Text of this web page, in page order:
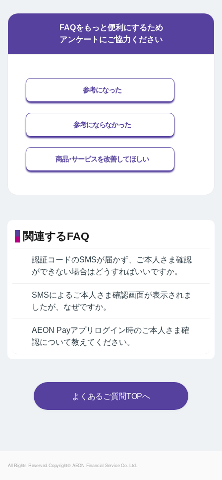
FAQをもっと便利にするため
アンケートにご協力ください
参考になった
参考にならなかった
商品･サービスを改善してほしい
関連するFAQ
認証コードのSMSが届かず、ご本人さま確認
ができない場合はどうすればいいですか。
SMSによるご本人さま確認画面が表示されま
したが、なぜですか。
AEON Payアプリログイン時のご本人さま確
認について教えてください。
よくあるご質問TOPへ
All Rights Reserved.Copyright© AEON Financial Service Co.,Ltd.Powered by